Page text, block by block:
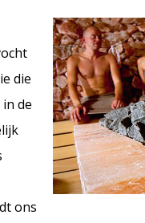
die
de
ons